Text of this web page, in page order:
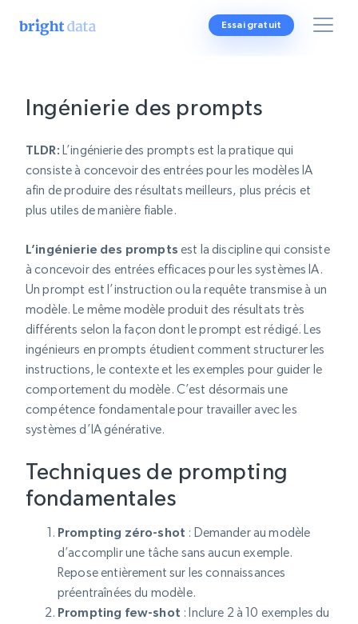
Essai gratuit
Ingénierie des prompts
TLDR: L’ingénierie des prompts est la pratique qui
consiste à concevoir des entrées pour les modèles IA
afin de produire des résultats meilleurs, plus précis et
plus utiles de manière fiable.
L’ingénierie des prompts est la discipline qui consiste
à concevoir des entrées efficaces pour les systèmes IA.
Un prompt est l’instruction ou la requête transmise à un
modèle. Le même modèle produit des résultats très
différents selon la façon dont le prompt est rédigé. Les
ingénieurs en prompts étudient comment structurer les
instructions, le contexte et les exemples pour guider le
comportement du modèle. C’est désormais une
compétence fondamentale pour travailler avec les
systèmes d’IA générative.
Techniques de prompting
fondamentales
Prompting zéro-shot : Demander au modèle
d’accomplir une tâche sans aucun exemple.
Repose entièrement sur les connaissances
préentraînées du modèle.
Prompting few-shot : Inclure 2 à 10 exemples du